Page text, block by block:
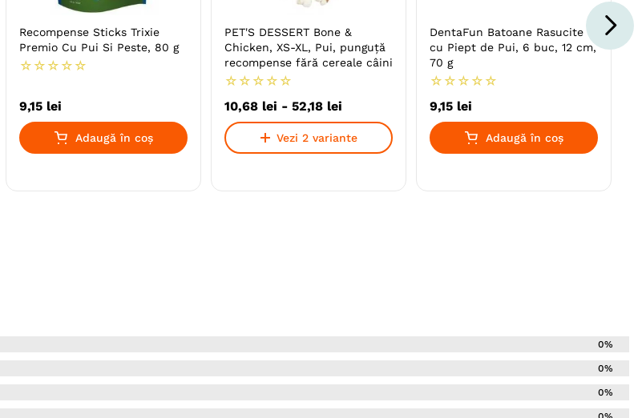
Recompense Sticks Trixie
Premio Cu Pui Si Peste, 80 g
☆ ☆ ☆ ☆ ☆
9,15 lei
Adaugă în coș
PET'S DESSERT Bone &
Chicken, XS-XL, Pui, punguță
recompense fără cereale câini
☆ ☆ ☆ ☆ ☆
10,68 lei - 52,18 lei
Vezi 2 variante
DentaFun Batoane Rasucite
cu Piept de Pui, 6 buc, 12 cm,
70 g
☆ ☆ ☆ ☆ ☆
9,15 lei
Adaugă în coș
0%
0%
0%